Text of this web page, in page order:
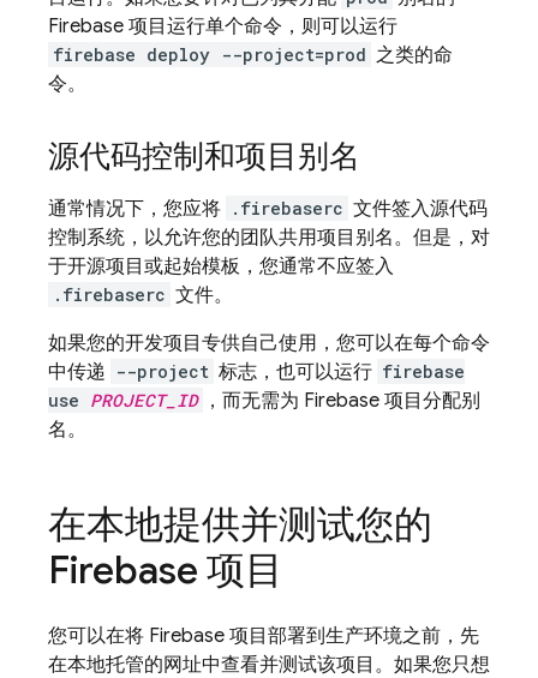
Firebase 项目运行单个命令，则可以运行
firebase deploy --project=prod 之类的命
令。
源代码控制和项目别名
通常情况下，您应将 .firebaserc 文件签入源代码
控制系统，以允许您的团队共用项目别名。但是，对
于开源项目或起始模板，您通常不应签入
.firebaserc 文件。
如果您的开发项目专供自己使用，您可以在每个命令
中传递 --project 标志，也可以运行 firebase
use PROJECT_ID ，而无需为 Firebase 项目分配别
名。
在本地提供并测试您的
Firebase 项目
您可以在将 Firebase 项目部署到生产环境之前，先
在本地托管的网址中查看并测试该项目。如果您只想